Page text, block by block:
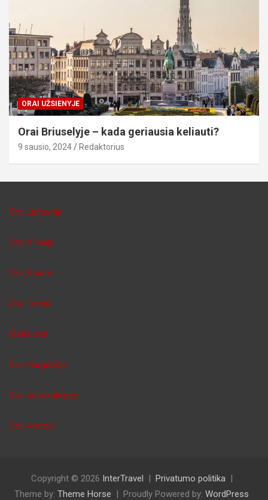
ORAI UŽSIENYJE
Orai Briuselyje – kada geriausia keliauti?
9 sausio, 2024 Redaktorius
Orai Lietuvoje
Orai Vilniuje
Orai Kaune
Orai Tunise
Malta orai
Orai Hurgadoje
Orai Juodkalnijoje
Orai Kretoje
Copyright © 2026 InterTravel
Privatumo politika
Theme by: Theme Horse Proudly Powered by: WordPress